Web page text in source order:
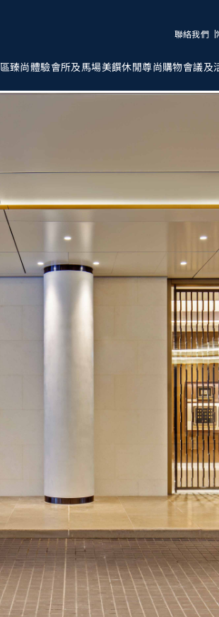
聯絡我們
臻尚體驗會所及馬場美饌休閒尊尚購物會議及